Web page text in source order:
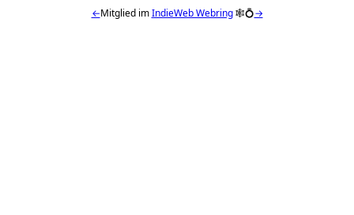
←Mitglied imIndieWeb Webring🕸💍→